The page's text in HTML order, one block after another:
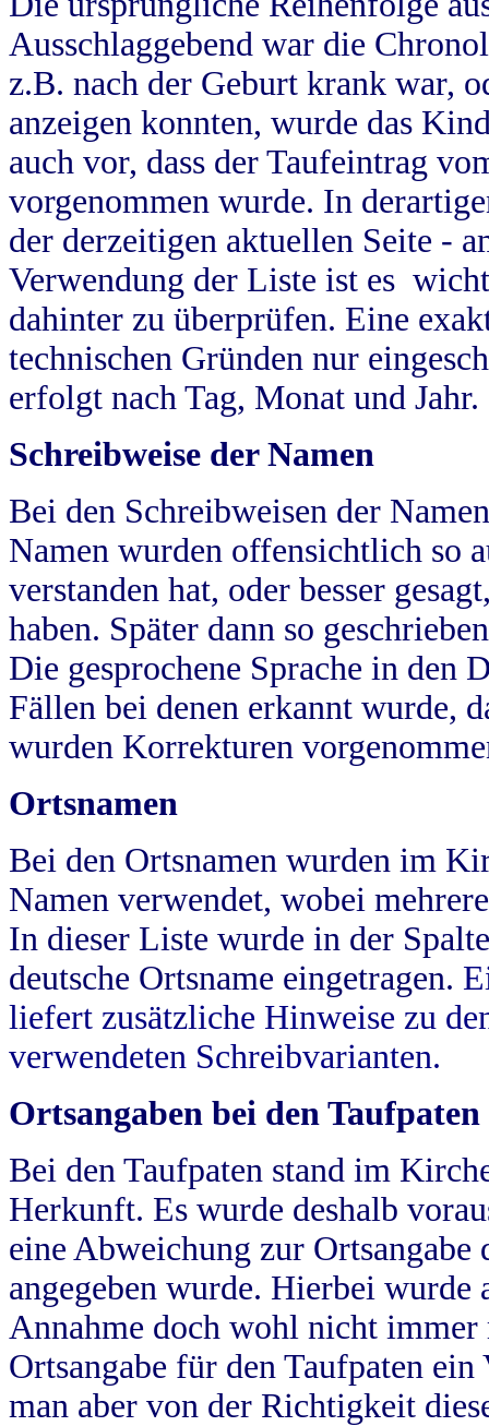
Ausschlaggebend war die
z.B. nach der Geburt krank war,
anzeigen konnten, wurde das
auch vor, dass der Taufeintrag
vorgenommen wurde. In
der derzeitigen aktuellen Seite -
Verwendung der Liste ist es
dahinter zu überprüfen. Eine
technischen Gründen nur
erfolgt nach Tag, Monat und Jahr.
Schreibweise der Namen
Bei den Schreibweisen der
Namen wurden offensichtlich so
verstanden hat, oder besser
haben. Später dann so
Die gesprochene Sprache in
Fällen bei denen erkannt wurde,
wurden Korrekturen
Ortsnamen
Bei den Ortsnamen wurden im
Namen verwendet, wobei
In dieser Liste wurde in der
deutsche Ortsname eingetragen.
liefert zusätzliche Hinweise zu
verwendeten Schreibvarianten.
Ortsangaben bei den Taufpaten
Bei den Taufpaten stand im
Herkunft. Es wurde deshalb
eine Abweichung zur
angegeben wurde. Hierbei wurde
Annahme doch wohl nicht
Ortsangabe für den Taufpaten
man aber von der Richtigkeit